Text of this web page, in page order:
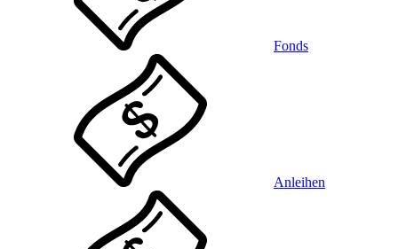
Fonds
Anleihen